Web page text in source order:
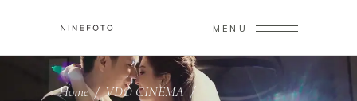
MENU
Home/VDO CINEMA /